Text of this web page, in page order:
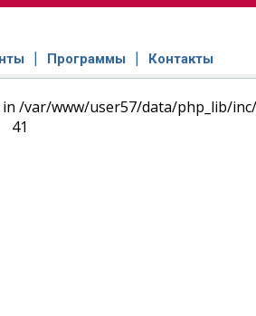
Программы Контакты
/var/www/user57/data/php_lib/
41